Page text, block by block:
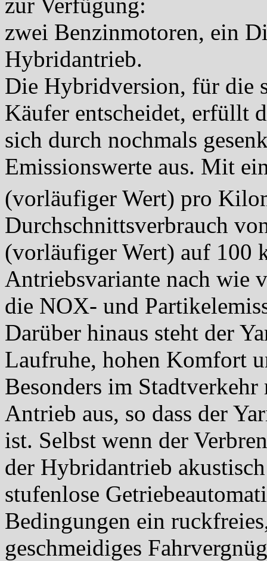
zwei Benzinmotoren, ein
Hybridantrieb.
Die Hybridversion, für die
Käufer entscheidet, erfüllt
sich durch nochmals
Emissionswerte aus. Mit
(vorläufiger Wert) pro
Durchschnittsverbrauch
(vorläufiger Wert) auf 100
Antriebsvariante nach wie
die NOX- und
Darüber hinaus steht der
Laufruhe, hohen Komfort
Besonders im
Antrieb aus, so dass der
ist. Selbst wenn der
der Hybridantrieb
stufenlose
Bedingungen ein
geschmeidiges